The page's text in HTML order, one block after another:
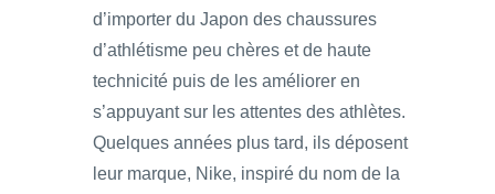
d’importer du Japon des chaussures
d’athlétisme peu chères et de haute
technicité puis de les améliorer en
s’appuyant sur les attentes des athlètes.
Quelques années plus tard, ils déposent
leur marque, Nike, inspiré du nom de la